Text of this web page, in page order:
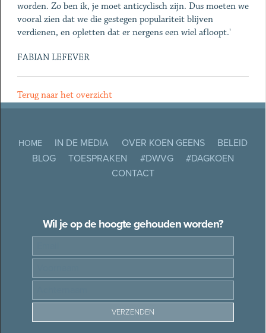
worden. Zo ben ik, je moet anticyclisch zijn. Dus moeten we
vooral zien dat we die gestegen populariteit blijven
verdienen, en opletten dat er nergens een wiel afloopt.'
FABIAN LEFEVER
Terug naar het overzicht
HOME IN DE MEDIA OVER KOEN GEENS
BELEID
BLOG
TOESPRAKEN #DWVG
#DAGKOEN
CONTACT
Wil je op de hoogte gehouden worden?